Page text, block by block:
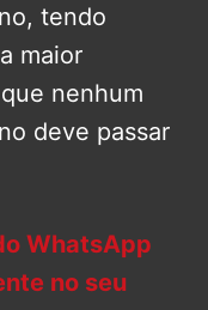
tendo
maior
nenhum
deve passar
WhatsApp
no seu